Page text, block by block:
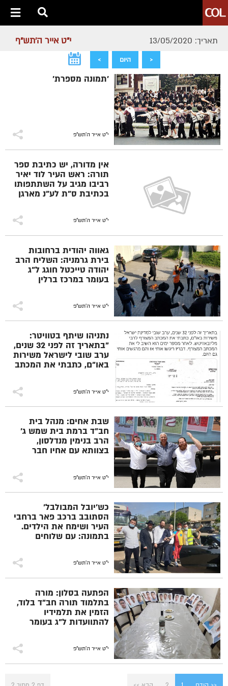
תאריך: 13/05/2020 י"ט אייר ה׳תש״ף
< היום >
'תמונה מספרת'
י"ט אייר ה׳תש״פ
אין מדורה, יש כתיבת ספר
תורה: ראש העיר לוד יאיר
רביבו מגיב על השתתפותו
בכתיבת ס"ת לע"נ מארגן
מיכאלשוילי
י"ט אייר ה׳תש״פ
גאווה יהודית ברחובות
בירת גרמניה: השליח הרב
יהודה טייכטל חוגג ל"ג
בעומר במרכז ברלין
י"ט אייר ה׳תש״פ
נתניהו שיתף בטוויטר:
"בתאריך זה לפני 32 שנים,
ערב שובי לישראל משירות
באו"ם, כתבתי את המכתב
מליובאוויטש. לאחר מספר
ימים הוא השיב לי את
המכתב המצורף. דבריו
מרגשים אותי גם היום"
י"ט אייר ה׳תש״פ
שבת אחים: מנהל בית
חב"ד ברמת בית שמש ג'
הרב בנימין מנדלסון,
בצוותא עם אחיו חבר
מנדלסון, שמחים ומשמחים
בל"ג בעומר
י"ט אייר ה׳תש״פ
כש'יובל המבולבל'
הסתובב ברכב פאר ברחבי
העיר ושימח את הילדים.
בתמונה: עם שלוחים
י"ט אייר ה׳תש״פ
הפתעה בסלון: מורה
בתלמוד תורה חב"ד בלוד,
הזמין את תלמידיו
להתוועדות ל"ג בעומר
י"ט אייר ה׳תש״פ